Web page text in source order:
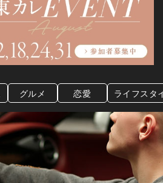
グルメ 恋愛 ライフスタ